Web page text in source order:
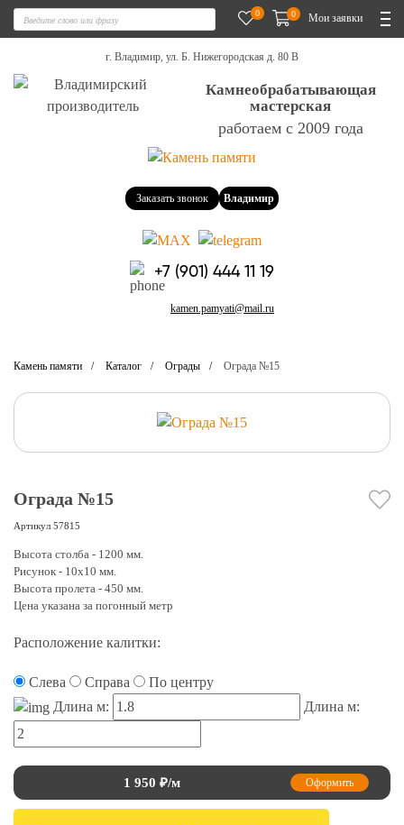
г. Владимир, ул. Б. Нижегородская д. 80 В
Камнеобрабатывающая
мастерская
работаем с 2009 года
Заказать звонок Владимир
+7 (901) 444 11 19
kamen.pamyati@mail.ru
0 0 Мои заявки
Камень памяти Каталог Ограды Ограда №15
Ограда №15
Артикул 57815
Высота столба - 1200 мм.
Рисунок - 10х10 мм.
Высота пролета - 450 мм.
Цена указана за погонный метр
Расположение калитки:
Слева Справа
По центру
Длина м:
Длина м:
1 950 ₽/м Оформить